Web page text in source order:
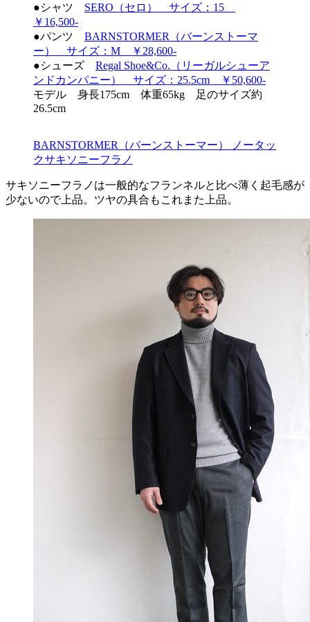
●シャツ SERO（セロ） サイズ：15
￥16,500-
●パンツ BARNSTORMER（バーンストーマ
ー） サイズ：M ￥28,600-
●シューズ Regal Shoe&Co.（リーガルシューア
ンドカンパニー） サイズ：25.5cm ￥50,600-
モデル 身長175cm 体重65kg 足のサイズ約
26.5cm
BARNSTORMER（バーンストーマー） ノータッ
クサキソニーフラノ
サキソニーフラノは一般的なフランネルと比べ薄く起毛感が
少ないので上品。ツヤの具合もこれまた上品。